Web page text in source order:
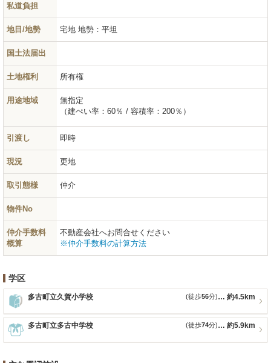
私道負担
地目/地勢 宅地 地勢：平坦
国土法届出
土地権利 所有権
用途地域
無指定
（建ぺい率：60％ / 容積率：200％）
引渡し 即時
現況 更地
取引態様 仲介
物件No
仲介手数料
概算
不動産会社へお問合せください
※仲介手数料の計算方法
学区
多古町立久賀小学校 約4.5km
(徒歩56分)
多古町立多古中学校 約5.9km
(徒歩74分)